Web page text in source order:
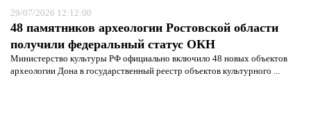
29/07/2026 12:12:00
48 памятников археологии Ростовской области
получили федеральный статус ОКН
Министерство культуры РФ официально включило 48 новых объектов
археологии Дона в государственный реестр объектов культурного ...